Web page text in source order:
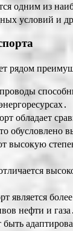
одним из
условий и
рядом
обладает
высокую
является
нефти и газа․